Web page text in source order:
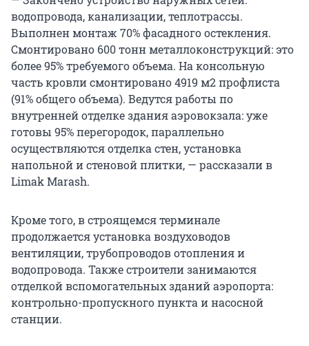
водопровода, канализации, теплотрассы.
Выполнен монтаж 70% фасадного остекления.
Смонтировано 600 тонн металлоконструкций: это
более 95% требуемого объема. На консольную
часть кровли смонтировано 4919 м2 профлиста
(91% общего объема). Ведутся работы по
внутренней отделке здания аэровокзала: уже
готовы 95% перегородок, параллельно
осуществляются отделка стен, установка
напольной и стеновой плитки, — рассказали в
Limak Marash.
Кроме того, в строящемся терминале
продолжается установка воздуховодов
вентиляции, трубопроводов отопления и
водопровода. Также строители занимаются
отделкой вспомогательных зданий аэропорта:
контрольно-пропускного пункта и насосной
станции.